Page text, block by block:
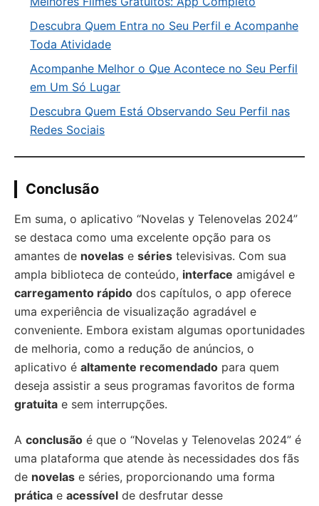
Descubra Quem Entra no Seu Perfil e Acompanhe
Toda Atividade
Acompanhe Melhor o Que Acontece no Seu Perfil
em Um Só Lugar
Descubra Quem Está Observando Seu Perfil nas
Redes Sociais
Conclusão
Em suma, o aplicativo “Novelas y Telenovelas 2024”
se destaca como uma excelente opção para os
amantes de novelas e séries televisivas. Com sua
ampla biblioteca de conteúdo, interface amigável e
carregamento rápido dos capítulos, o app oferece
uma experiência de visualização agradável e
conveniente. Embora existam algumas oportunidades
de melhoria, como a redução de anúncios, o
aplicativo é altamente recomendado para quem
deseja assistir a seus programas favoritos de forma
gratuita e sem interrupções.
A conclusão é que o “Novelas y Telenovelas 2024” é
uma plataforma que atende às necessidades dos fãs
de novelas e séries, proporcionando uma forma
prática e acessível de desfrutar desse